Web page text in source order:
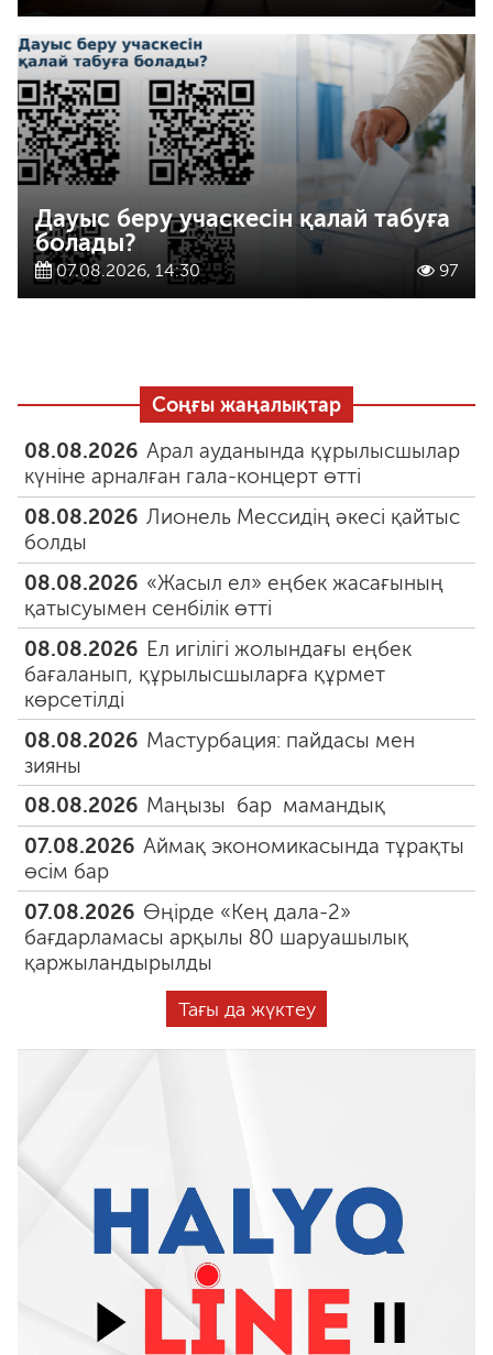
Дауыс беру учаскесін қалай табуға
болады?
07.08.2026, 14:30 97
Соңғы жаңалықтар
08.08.2026 Арал ауданында құрылысшылар
күніне арналған гала-концерт өтті
08.08.2026 Лионель Мессидің әкесі қайтыс
болды
08.08.2026 «Жасыл ел» еңбек жасағының
қатысуымен сенбілік өтті
08.08.2026 Ел игілігі жолындағы еңбек
бағаланып, құрылысшыларға құрмет
көрсетілді
08.08.2026 Мастурбация: пайдасы мен
зияны
08.08.2026 Маңызы бар мамандық
07.08.2026 Аймақ экономикасында тұрақты
өсім бар
07.08.2026 Өңірде «Кең дала-2»
бағдарламасы арқылы 80 шаруашылық
қаржыландырылды
Тағы да жүктеу